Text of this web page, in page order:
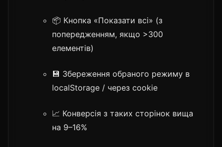
📦 Кнопка «Показати всі» (з
попередженням, якщо >300
елементів)
💾 Збереження обраного режиму в
localStorage / через cookie
📈 Конверсія з таких сторінок вища
на 9–16%